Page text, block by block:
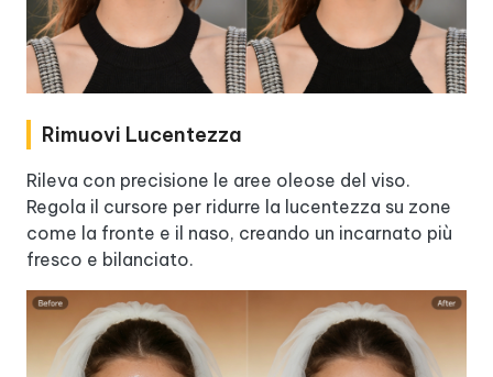
Rimuovi Lucentezza
Rileva con precisione le aree oleose del viso.
Regola il cursore per ridurre la lucentezza su zone
come la fronte e il naso, creando un incarnato più
fresco e bilanciato.